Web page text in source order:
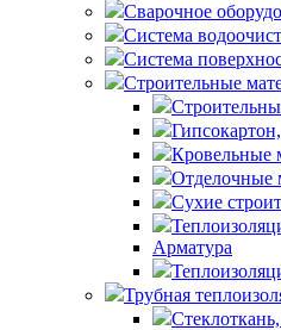
Сварочное
Система
Система
Строительные
Кровельные
Отделочные
Сухие
Арматура
Трубная